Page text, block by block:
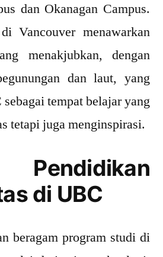
dan Okanagan Campus.
Vancouver menawarkan
menakjubkan, dengan
dan laut, yang
tempat belajar yang
tetapi juga menginspirasi.
di UBC
beragam program studi di